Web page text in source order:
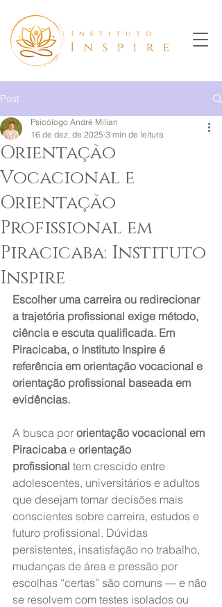
Post
Orientação
Vocacional e
Orientação
Profissional em
Piracicaba: Instituto
Inspire
Psicólogo André Milian
16 de dez. de 2025 3 min de leitura
Escolher uma carreira ou redirecionar
a trajetória profissional exige método,
ciência e escuta qualificada. Em
Piracicaba, o Instituto Inspire é
referência em orientação vocacional e
orientação profissional baseada em
evidências.
A busca por orientação vocacional em
Piracicaba e orientação
profissional tem crescido entre
adolescentes, universitários e adultos
que desejam tomar decisões mais
conscientes sobre carreira, estudos e
futuro profissional. Dúvidas
persistentes, insatisfação no trabalho,
mudanças de área e pressão por
escolhas “certas” são comuns — e não
se resolvem com testes isolados ou